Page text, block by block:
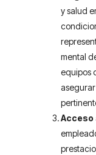
y salud
mental
equipos
Acceso